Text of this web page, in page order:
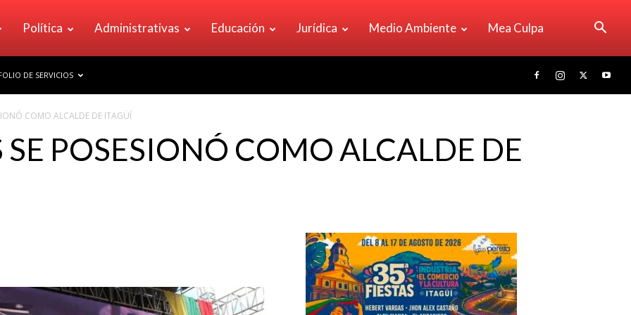
Política Administrativas Educación Jurídica Medio Ambiente Mea Culpa
DE SERVICIOS
COMO ALCALDE DE ITAGÜÍ
SE POSESIONÓ COMO ALCALDE DE